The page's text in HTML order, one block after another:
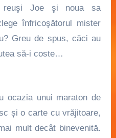
reuşi Joe şi noua sa
înfricoşătorul mister
Greu de spus, căci au
să-i coste…
ocazia unui maraton de
și o carte cu vrăjitoare,
mult decât binevenită.